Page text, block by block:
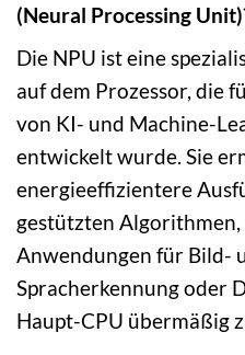
(Neural Processing
Die NPU ist eine
auf dem Prozessor, die
von KI- und Machine-
entwickelt wurde. Sie
energieeffizientere
gestützten Algorithmen,
Anwendungen für Bild-
Spracherkennung oder
Haupt-CPU übermäßig